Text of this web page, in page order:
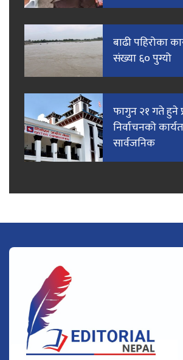
बाढी पहिरोका
संख्या ६० पुग्यो
फागुन २१ गते हुने
निर्वाचनको
सार्वजनिक